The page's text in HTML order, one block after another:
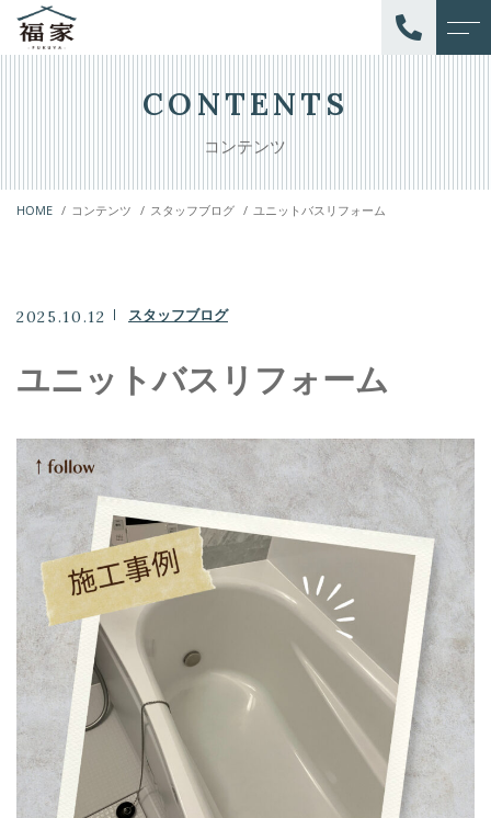
オフィシャルサイト
外装
内装
バリアフリー
キャンペーン
アクセス
058-227-2736
メールでのお問い合わせ
CONTACT
CONTENTS
コンテンツ
HOME コンテンツ スタッフブログ ユニットバスリフォーム
2025.10.12 スタッフブログ
ユニットバスリフォーム